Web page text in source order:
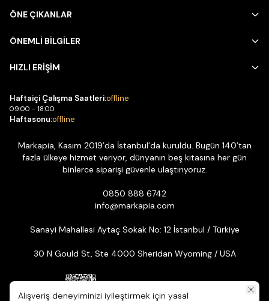
Alışveriş deneyiminizi iyileştirmek için yasal
ÖNE ÇIKANLAR
ÖNEMLİ BİLGİLER
HIZLI ERİŞİM
Haftaiçi Çalışma Saatleri:offline
09:00 - 18:00
Haftasonu:offline
Markapia, Kasım 2019’da İstanbul’da kuruldu. Bugün 140’tan
fazla ülkeye hizmet veriyor, dünyanın beş kıtasına her gün
binlerce siparişi güvenle ulaştırıyoruz.
0850 888 6742
info@markapia.com
Sanayi Mahallesi Aytaç Sokak No: 12 İstanbul / Türkiye
30 N Gould St, Ste 4000 Sheridan Wyoming / USA